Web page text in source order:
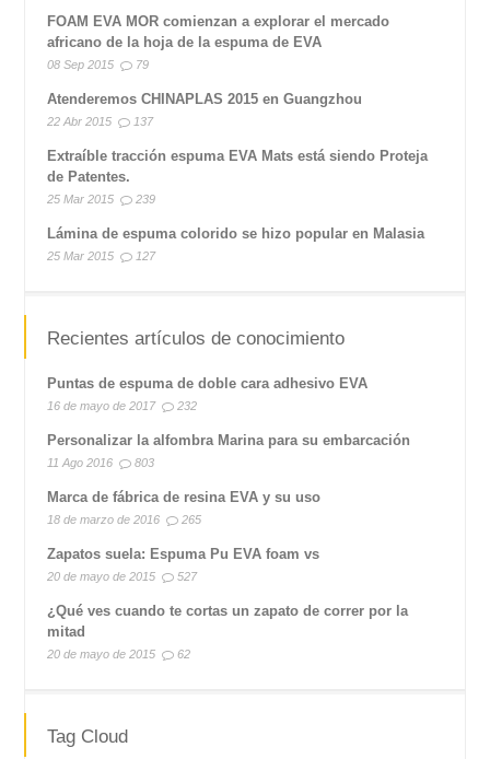
FOAM EVA MOR comienzan a explorar el mercado
africano de la hoja de la espuma de EVA
08 Sep 2015 79
Atenderemos CHINAPLAS 2015 en Guangzhou
22 Abr 2015 137
Extraíble tracción espuma EVA Mats está siendo Proteja
de Patentes.
25 Mar 2015 239
Lámina de espuma colorido se hizo popular en Malasia
25 Mar 2015 127
Recientes artículos de conocimiento
Puntas de espuma de doble cara adhesivo EVA
16 de mayo de 2017 232
Personalizar la alfombra Marina para su embarcación
11 Ago 2016 803
Marca de fábrica de resina EVA y su uso
18 de marzo de 2016 265
Zapatos suela: Espuma Pu EVA foam vs
20 de mayo de 2015 527
¿Qué ves cuando te cortas un zapato de correr por la
mitad
20 de mayo de 2015 62
Tag Cloud